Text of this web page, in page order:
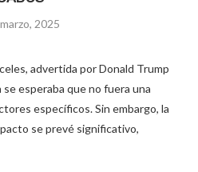
2025
advertida por Donald Trump
esperaba que no fuera una
específicos. Sin embargo, la
se prevé significativo,